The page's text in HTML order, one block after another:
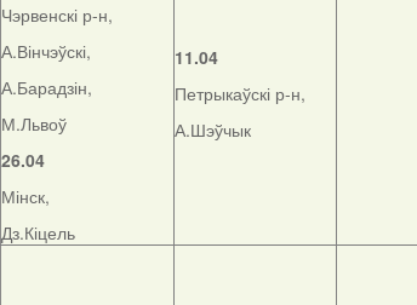
Чэрвенскі р-н,
А.Вінчэўскі,
А.Барадзін,
М.Львоў
26.04
Мінск,
Дз.Кіцель
11.04
Петрыкаўскі р-н,
А.Шэўчык